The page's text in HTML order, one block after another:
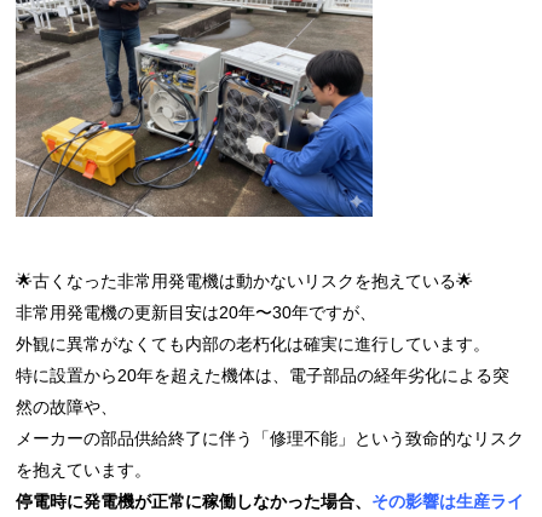
🌟古くなった非常用発電機は動かないリスクを抱えている🌟
非常用発電機の更新目安は20年〜30年ですが、
外観に異常がなくても内部の老朽化は確実に進行しています。
特に設置から20年を超えた機体は、電子部品の経年劣化による突
然の故障や、
メーカーの部品供給終了に伴う「修理不能」 という致命的なリスク
を抱えています。
停電時に発電機が正常に稼働しなかった場合、 その影響は生産ライ